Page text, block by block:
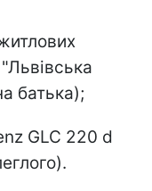
батька);
GLC 220 d